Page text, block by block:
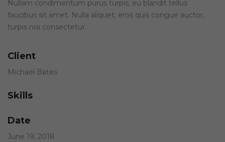
Nullam condimentum purus turpis, eu blandit tellus
faucibus sit amet. Nulla aliquet, eros quis congue auctor,
turpis nisi consectetur.
Client
Michael Bates
Skills
Date
June 19, 2018